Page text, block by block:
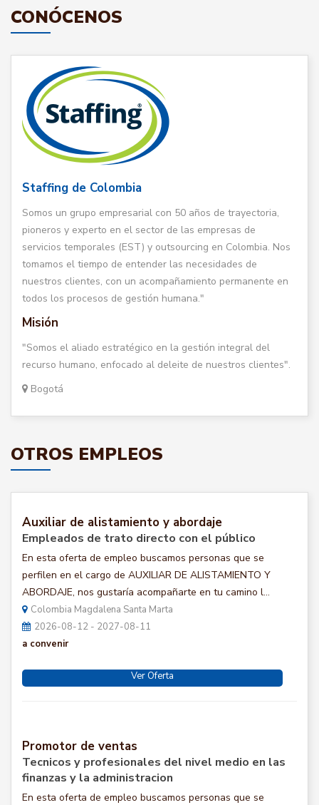
CONÓCENOS
Staffing de Colombia
Somos un grupo empresarial con 50 años de trayectoria,
pioneros y experto en el sector de las empresas de
servicios temporales (EST) y outsourcing en Colombia. Nos
tomamos el tiempo de entender las necesidades de
nuestros clientes, con un acompañamiento permanente en
todos los procesos de gestión humana."
Misión
"Somos el aliado estratégico en la gestión integral del
recurso humano, enfocado al deleite de nuestros clientes".
Bogotá
OTROS EMPLEOS
Auxiliar de alistamiento y abordaje
Empleados de trato directo con el público
En esta oferta de empleo buscamos personas que se
perfilen en el cargo de AUXILIAR DE ALISTAMIENTO Y
ABORDAJE, nos gustaría acompañarte en tu camino l...
Colombia Magdalena Santa Marta
2026-08-12 - 2027-08-11
a convenir
Ver Oferta
Promotor de ventas
Tecnicos y profesionales del nivel medio en las
finanzas y la administracion
En esta oferta de empleo buscamos personas que se